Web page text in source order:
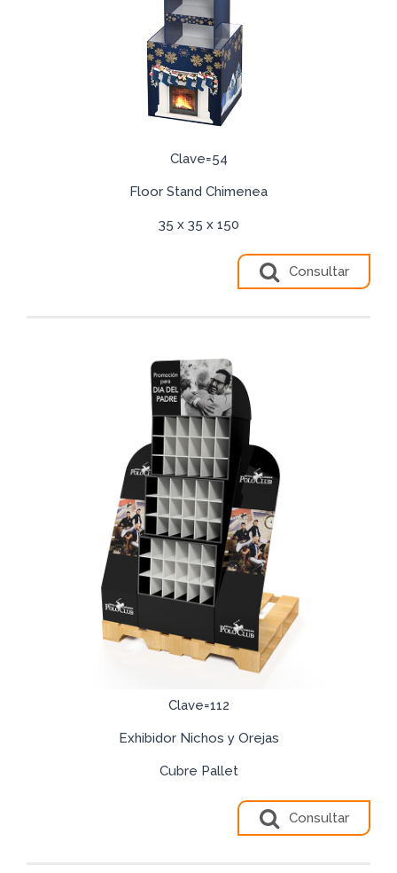
Clave=54
Floor Stand Chimenea
35 x 35 x 150
Consultar
Clave=112
Exhibidor Nichos y Orejas
Cubre Pallet
Consultar